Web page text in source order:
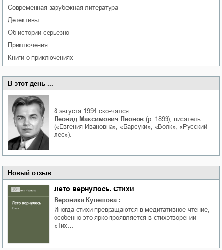
современная зарубежная литература
детективы
об истории серьезно
приключения
книги о приключениях
В этот день ...
8 августа 1994 скончался
Леонид Максимович Леонов (р. 1899), писатель
(«Евгения Ивановна», «Барсуки», «Волк», «Русский
лес»).
Новый отзыв
Лето вернулось. Стихи
Вероника Кулешова :
Иногда стихи превращаются в медитативное чтение,
особенно это ярко проявляется в стихотворении
«Тих…